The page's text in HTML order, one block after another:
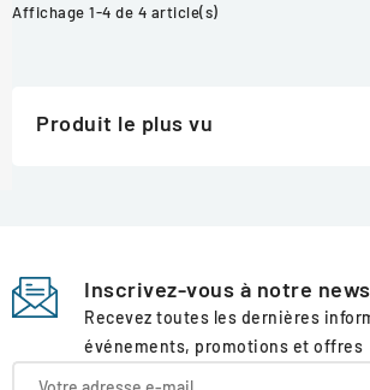
Affichage 1-4 de 4 article(s)
Produit le plus vu
Inscrivez-vous à notre
Recevez toutes les dernières
événements, promotions et offres